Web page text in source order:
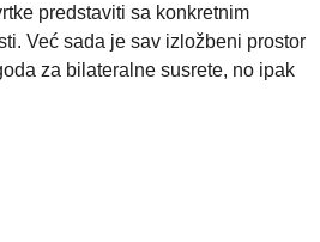
predstaviti sa konkretnim
Već sada je sav izložbeni prostor
za bilateralne susrete, no ipak